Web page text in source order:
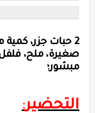
مبشور؛
التحضير: